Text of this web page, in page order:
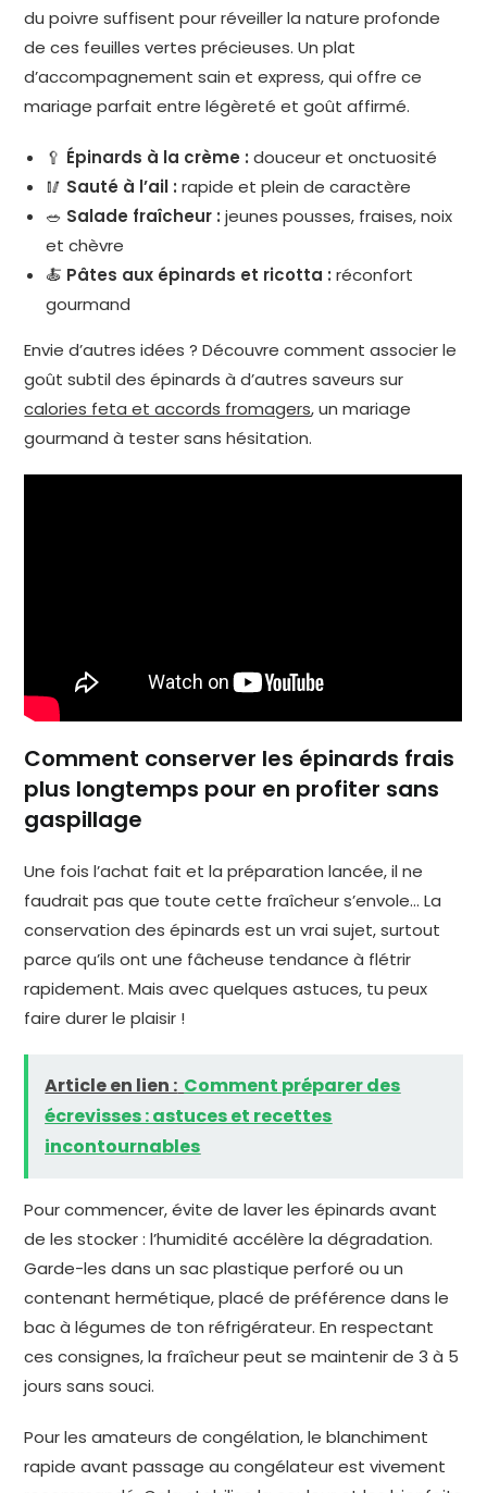
du poivre suffisent pour réveiller la nature profonde
de ces feuilles vertes précieuses. Un plat
d’accompagnement sain et express, qui offre ce
mariage parfait entre légèreté et goût affirmé.
🥄 Épinards à la crème : douceur et onctuosité
🥢 Sauté à l’ail : rapide et plein de caractère
🥗 Salade fraîcheur : jeunes pousses, fraises, noix
et chèvre
🍝 Pâtes aux épinards et ricotta : réconfort
gourmand
Envie d’autres idées ? Découvre comment associer le
goût subtil des épinards à d’autres saveurs sur
calories feta et accords fromagers, un mariage
gourmand à tester sans hésitation.
Comment conserver les épinards frais
plus longtemps pour en profiter sans
gaspillage
Une fois l’achat fait et la préparation lancée, il ne
faudrait pas que toute cette fraîcheur s’envole… La
conservation des épinards est un vrai sujet, surtout
parce qu’ils ont une fâcheuse tendance à flétrir
rapidement. Mais avec quelques astuces, tu peux
faire durer le plaisir !
Article en lien : Comment préparer des
écrevisses : astuces et recettes
incontournables
Pour commencer, évite de laver les épinards avant
de les stocker : l’humidité accélère la dégradation.
Garde-les dans un sac plastique perforé ou un
contenant hermétique, placé de préférence dans le
bac à légumes de ton réfrigérateur. En respectant
ces consignes, la fraîcheur peut se maintenir de 3 à 5
jours sans souci.
Pour les amateurs de congélation, le blanchiment
rapide avant passage au congélateur est vivement